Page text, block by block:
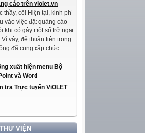
cáo trên violet.vn
thầy, cô! Hiện tại, kinh phí
vào việc đặt quảng cáo
khi có gây một số trở ngại
vậy, để thuận tiện trong
đã cung cấp chức
xuất hiện menu Bộ
và Word
tra Trực tuyến ViOLET
VIỆN